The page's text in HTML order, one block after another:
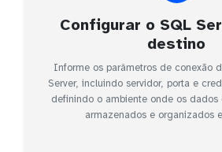
Configurar o SQL
destino
Informe os parâmetros de conexão
Server, incluindo servidor, porta e
definindo o ambiente onde os dados
armazenados e organizados